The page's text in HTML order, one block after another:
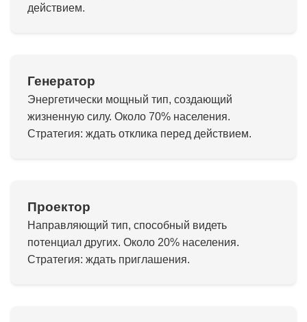
действием.
Генератор
Энергетически мощный тип, создающий
жизненную силу. Около 70% населения.
Стратегия: ждать отклика перед действием.
Проектор
Направляющий тип, способный видеть
потенциал других. Около 20% населения.
Стратегия: ждать приглашения.